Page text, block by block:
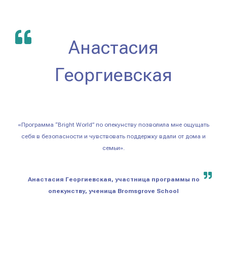
Анастасия
Георгиевская
«Программа “Bright World” по опекунству позволила мне ощущать
себя в безопасности и чувствовать поддержку вдали от дома и
семьи».
Анастасия Георгиевская, участница программы по
опекунству, ученица Bromsgrove School